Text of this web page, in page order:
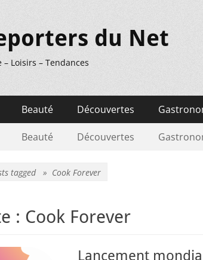
du Net
– Loisirs – Tendances
Beauté Découvertes
Beauté Découvertes
tagged » Cook Forever
: Cook Forever
Lancement